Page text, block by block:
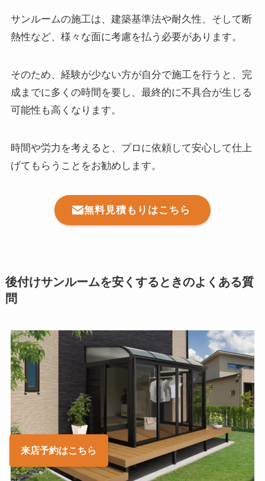
サンルームの施工は、建築基準法や耐久性、そして断
熱性など、様々な面に考慮を払う必要があります。
そのため、経験が少ない方が自分で施工を行うと、完
成までに多くの時間を要し、最終的に不具合が生じる
可能性も高くなります。
時間や労力を考えると、プロに依頼して安心して仕上
げてもらうことをお勧めします。
無料見積もりはこちら
後付けサンルームを安くするときのよくある質
問
来店予約はこちら